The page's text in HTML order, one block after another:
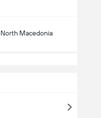
North Macedonia